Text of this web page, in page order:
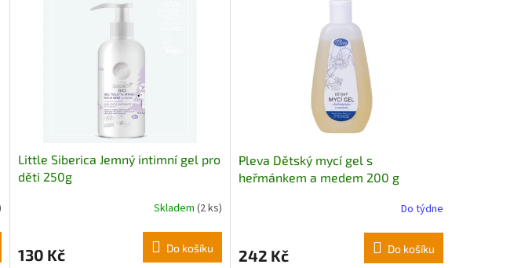
Little Siberica Jemný intimní gel pro
děti 250g
Skladem (2 ks)
130 Kč Do košíku
Pleva Dětský mycí gel s
heřmánkem a medem 200 g
Do týdne
242 Kč Do košíku